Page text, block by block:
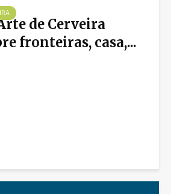
de Cerveira
fronteiras, casa,...